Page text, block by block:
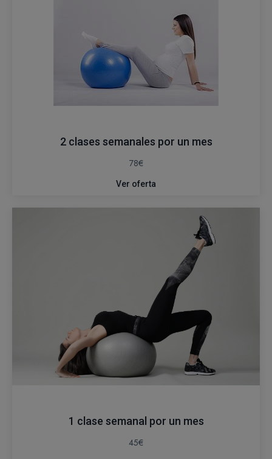
2 clases semanales por un mes
78€
Ver oferta
1 clase semanal por un mes
45€